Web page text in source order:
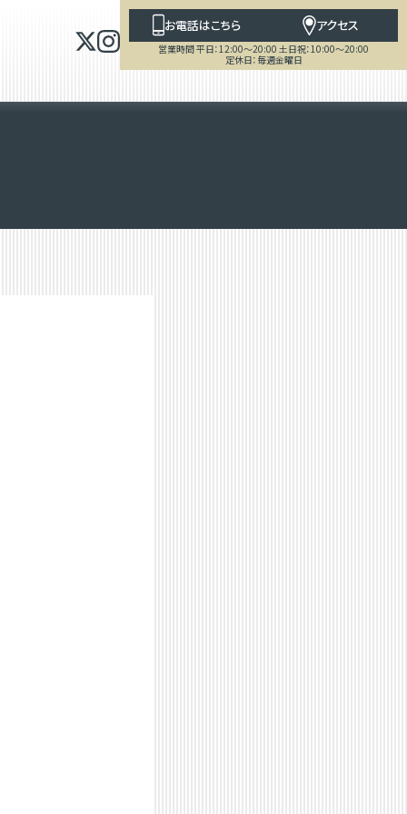
お電話はこちら アクセス
営業時間 平日：12:00～20:00 土日祝：10:00～20:00
定休日：毎週金曜日